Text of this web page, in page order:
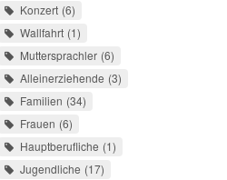
Konzert 6
Wallfahrt 1
Muttersprachler 6
Alleinerziehende 3
Familien 34
Frauen 6
Hauptberufliche 1
Jugendliche 17